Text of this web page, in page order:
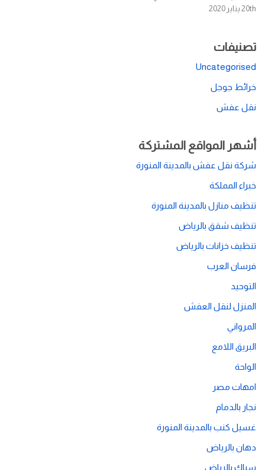
20th يناير 2020
تصنيفات
Uncategorised
خرائط جوجل
نقل عفش
أشهر المواقع المشتركة
شركة نقل عفش بالمدينة المنورة
خبراء المملكة
تنظيف منازل بالمدينة المنورة
تنظيف شقق بالرياض
تنظيف خزانات بالرياض
فرسان العرب
التوحيد
المنزل لنقل العفش
المرواني
البريق اللامع
الواحة
امهات مصر
نجار بالدمام
غسيل كنب بالمدينة المنورة
دهان بالرياض
سباك بالرياض